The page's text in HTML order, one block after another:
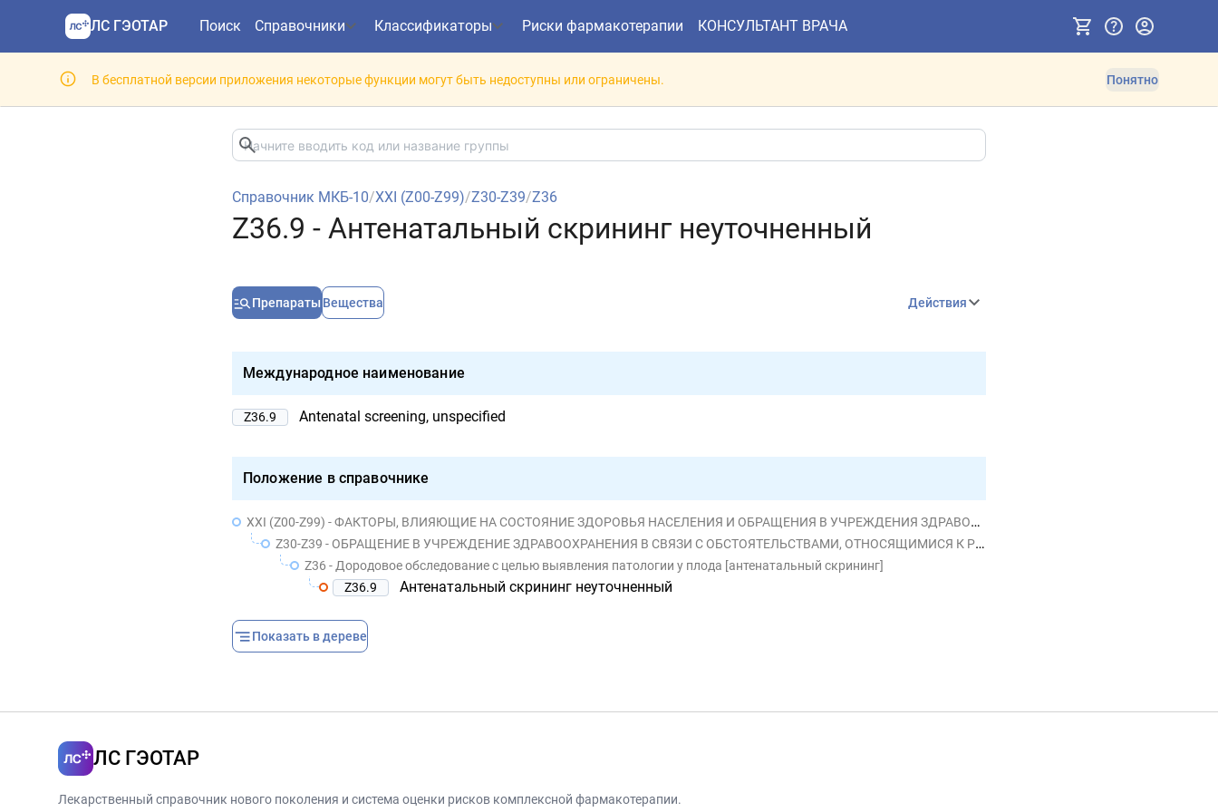
ЛС ГЭОТАР Поиск Справочники Классификаторы Риски фармакотерапии КОНСУЛЬТАНТ ВРАЧА
В бесплатной версии приложения некоторые функции могут быть недоступны или ограничены. Понятно
Справочник МКБ-10/XXI (Z00-Z99)/Z30-Z39/Z36
Z36.9 - Антенатальный скрининг неуточненный
Препараты Вещества Действия
Международное наименование
Z36.9 Antenatal screening, unspecified
Положение в справочнике
XXI (Z00-Z99) - ФАКТОРЫ, ВЛИЯЮЩИЕ НА СОСТОЯНИЕ ЗДОРОВЬЯ НАСЕЛЕНИЯ И ОБРАЩЕНИЯ В УЧРЕЖДЕНИЯ ЗДРАВООХРАНЕНИЯ
Z30-Z39 - ОБРАЩЕНИЕ В УЧРЕЖДЕНИЕ ЗДРАВООХРАНЕНИЯ В СВЯЗИ С ОБСТОЯТЕЛЬСТВАМИ, ОТНОСЯЩИМИСЯ К РЕПРОДУКТИВНОЙ ФУНКЦИИ
Z36 - Дородовое обследование с целью выявления патологии у плода [антенатальный скрининг]
Z36.9
Антенатальный скрининг неуточненный
Показать в дереве
ЛС ГЭОТАР
Лекарственный справочник нового поколения и система оценки рисков комплексной фармакотерапии.